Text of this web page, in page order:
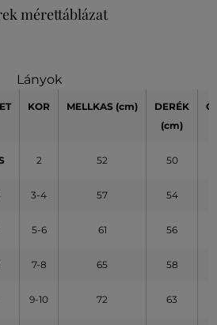
mérettáblázat
Lányok
KOR MELLKAS (cm)
DERÉK
(cm)
2 52 50
3-4 57 54
5-6 61 56
7-8 65 58
9-10 72 63